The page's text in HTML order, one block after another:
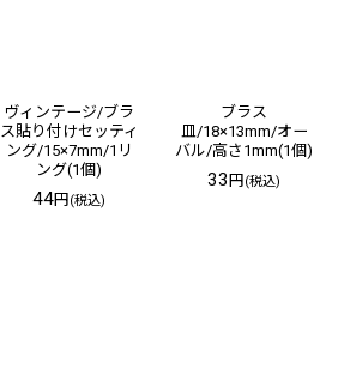
ヴィンテージ/ブラ
ス貼り付けセッティ
ング/15×7mm/1リ
ング(1個)
44円 (税込)
ブラス
皿/18×13mm/オー
バル/高さ1mm(1個)
33円 (税込)